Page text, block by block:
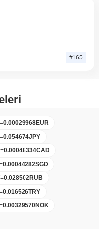
#165
=0.00029968EUR
=0.054674JPY
=0.00048334CAD
=0.00044282SGD
=0.028502RUB
=0.016526TRY
=0.00329570NOK